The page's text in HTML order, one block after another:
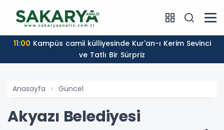
11:00
ve Tatlı Bir Sürpriz
Anasayfa Güncel
Akyazı Belediyesi